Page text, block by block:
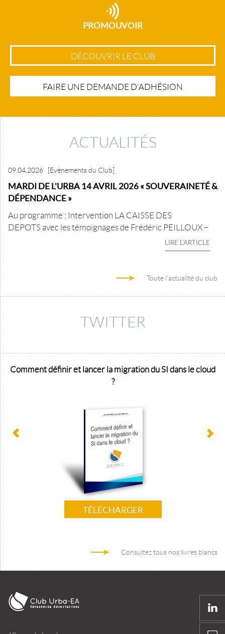
PROMOUVOIR
DÉCOUVRIR LE CLUB
FAIRE UNE DEMANDE D'ADHÉSION
ACTUALITÉS
09.04.2026 [Evènements du Club]
MARDI DE L'URBA 14 AVRIL 2026 « SOUVERAINETÉ &
DÉPENDANCE »
Au programme : Intervention LA CAISSE DES
DEPOTS avec les témoignages de Frédéric PEILLOUX –
LIRE L'ARTICLE
Toute l'actualité du club
TWITTER
Comment définir et lancer la migration du SI dans le cloud
?
TÉLÉCHARGER
Consultez tous nos livres blancs